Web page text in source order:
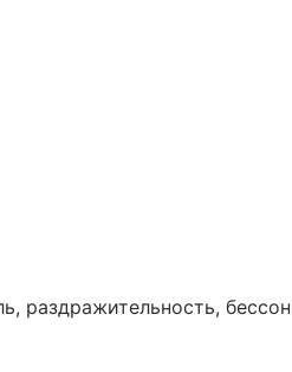
раздражительность,